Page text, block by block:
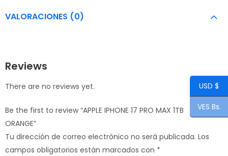
VALORACIONES (0)
Reviews
There are no reviews yet.
Be the first to review “APPLE IPHONE 17 PRO MAX 1TB
ORANGE”
Tu dirección de correo electrónico no será publicada. Los
campos obligatorios están marcados con *
USD $
VES Bs.